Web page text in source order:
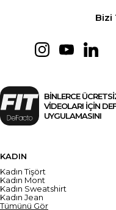
Bizi
BİNLERCE
VİDEOLARI İÇİN
UYGULAMASINI
KADIN
Kadın Tişört
Kadın Mont
Kadın Sweatshirt
Kadın Jean
Tümünü Gör